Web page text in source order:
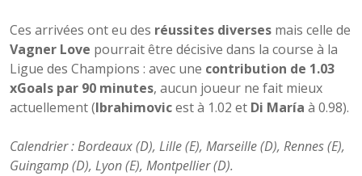
Ces arrivées ont eu des réussites diverses mais celle de
Vagner Love pourrait être décisive dans la course à la
Ligue des Champions : avec une contribution de 1.03
xGoals par 90 minutes, aucun joueur ne fait mieux
actuellement (Ibrahimovicest à 1.02 et Di María à 0.98).
Calendrier : Bordeaux (D), Lille (E), Marseille (D), Rennes (E),
Guingamp (D), Lyon (E), Montpellier (D).